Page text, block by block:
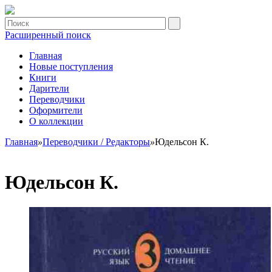
Расширенный поиск
Главная
Новые поступления
Книги
Дарители
Переводчики
Оформители
О коллекции
Главная»Переводчики / Редакторы»Юдельсон К.
Юдельсон К.